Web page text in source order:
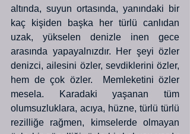
altında, suyun ortasında, yanındaki bir
kaç kişiden başka her türlü canlıdan
uzak, yükselen denizle inen gece
arasında yapayalnızdır. Her şeyi özler
denizci, ailesini özler, sevdiklerini özler,
hem de çok özler.  Memleketini özler
mesela. Karadaki yaşanan tüm
olumsuzluklara, acıya, hüzne, türlü türlü
rezilliğe rağmen, kimselerde olmayan